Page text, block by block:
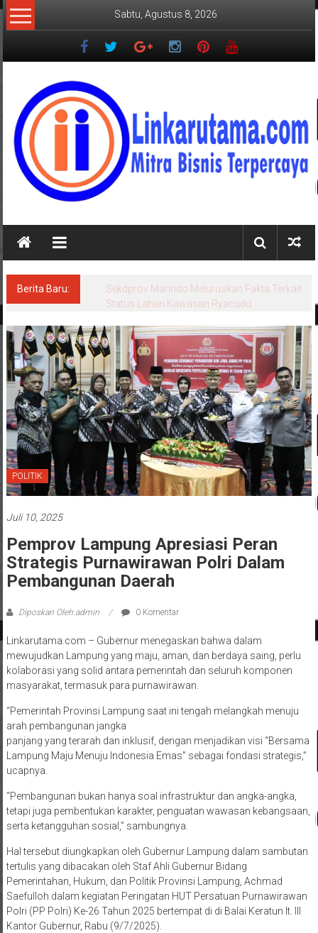
Lompat
ke
Sabtu, Agustus 8, 2026
LINKARUTAMA.COM
Mitra
Terpercaya
Berita Baru:
Sekdprov Marindo Meluruskan Fakta Terkait
Status Lahan Kawasan Ryacudu
POLITIK
Juli 10, 2025
Pemprov Lampung Apresiasi Peran
Strategis Purnawirawan Polri Dalam
Pembangunan Daerah
Diposkan Oleh:admin 0 Komentar
Linkarutama.com – Gubernur menegaskan bahwa dalam
mewujudkan Lampung yang maju, aman, dan berdaya saing, perlu
kolaborasi yang solid antara pemerintah dan seluruh komponen
masyarakat, termasuk para purnawirawan.
“Pemerintah Provinsi Lampung saat ini tengah melangkah menuju
arah pembangunan jangka
panjang yang terarah dan inklusif, dengan menjadikan visi “Bersama
Lampung Maju Menuju Indonesia Emas” sebagai fondasi strategis,”
ucapnya.
“Pembangunan bukan hanya soal infrastruktur dan angka-angka,
tetapi juga pembentukan karakter, penguatan wawasan kebangsaan,
serta ketangguhan sosial,” sambungnya.
Hal tersebut diungkapkan oleh Gubernur Lampung dalam sambutan
tertulis yang dibacakan oleh Staf Ahli Gubernur Bidang
Pemerintahan, Hukum, dan Politik Provinsi Lampung, Achmad
Saefulloh dalam kegiatan Peringatan HUT Persatuan Purnawirawan
Polri (PP Polri) Ke-26 Tahun 2025 bertempat di di Balai Keratun lt. III
Kantor Gubernur, Rabu (9/7/2025).